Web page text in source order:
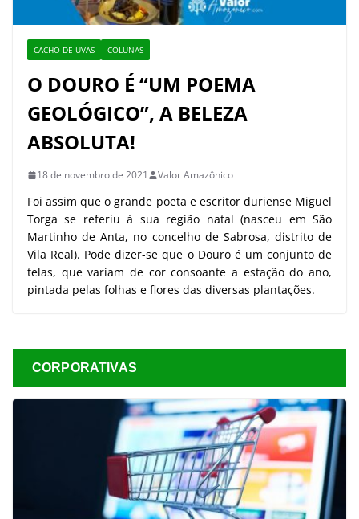
CACHO DE UVAS COLUNAS
O DOURO É “UM POEMA
GEOLÓGICO”, A BELEZA
ABSOLUTA!
18 de novembro de 2021 Valor Amazônico
Foi assim que o grande poeta e escritor duriense Miguel
Torga se referiu à sua região natal (nasceu em São
Martinho de Anta, no concelho de Sabrosa, distrito de
Vila Real). Pode dizer-se que o Douro é um conjunto de
telas, que variam de cor consoante a estação do ano,
pintada pelas folhas e flores das diversas plantações.
CORPORATIVAS